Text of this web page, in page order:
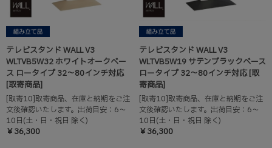
テレビスタンド WALL V3
WLTVB5W32 ホワイトオークベー
ス ロータイプ 32～80インチ対応
[取寄商品]
[取寄10]取寄商品、在庫と納期をご注
文後確認いたします。出荷目安：6～
10日(土・日・祝日 除く)
￥36,300
テレビスタンド WALL V3
WLTVB5W19 サテンブラックベース
ロータイプ 32～80インチ対応 [取
寄商品]
[取寄10]取寄商品、在庫と納期をご注
文後確認いたします。出荷目安：6～
10日(土・日・祝日 除く)
￥36,300